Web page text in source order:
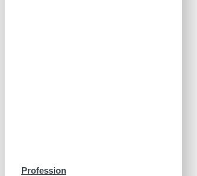
Profession